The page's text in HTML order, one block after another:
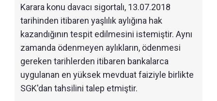
Karara konu davacı sigortalı, 13.07.2018
tarihinden itibaren yaşlılık aylığına hak
kazandığının tespit edilmesini istemiştir. Aynı
zamanda ödenmeyen aylıkların, ödenmesi
gereken tarihlerden itibaren bankalarca
uygulanan en yüksek mevduat faiziyle birlikte
SGK'dan tahsilini talep etmiştir.